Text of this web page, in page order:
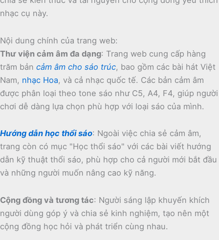
nhạc cụ này.
Nội dung chính của trang web:
Thư viện cảm âm đa dạng: Trang web cung cấp hàng
trăm bản cảm âm cho sáo trúc, bao gồm các bài hát Việt
Nam, nhạc Hoa, và cả nhạc quốc tế. Các bản cảm âm
được phân loại theo tone sáo như C5, A4, F4, giúp người
chơi dễ dàng lựa chọn phù hợp với loại sáo của mình.
Hướng dẫn học thổi sáo: Ngoài việc chia sẻ cảm âm,
trang còn có mục "Học thổi sáo" với các bài viết hướng
dẫn kỹ thuật thổi sáo, phù hợp cho cả người mới bắt đầu
và những người muốn nâng cao kỹ năng.
Cộng đồng và tương tác: Người sáng lập khuyến khích
người dùng góp ý và chia sẻ kinh nghiệm, tạo nên một
cộng đồng học hỏi và phát triển cùng nhau.